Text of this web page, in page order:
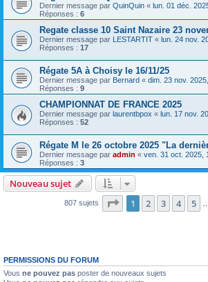
Dernier message par QuinQuin « lun. 01 déc.
Réponses : 6
Regate classe 10 Saint Nazaire 23
Dernier message par LESTARTIT « lun. 24 nov.
Réponses : 17
Régate 5A à Choisy le 16/11/25
Dernier message par Bernard « dim. 23 nov.
Réponses : 9
CHAMPIONNAT DE FRANCE 2025
Dernier message par laurentbpox « lun. 17 nov.
Réponses : 52
Régate M le 26 octobre 2025 "La
Dernier message par admin « ven. 31 oct. 2025,
Réponses : 3
Nouveau sujet
807 sujets Page 1sur33
1 2 3 4 5
PERMISSIONS DU FORUM
Vous ne pouvez pas poster de nouveaux sujets